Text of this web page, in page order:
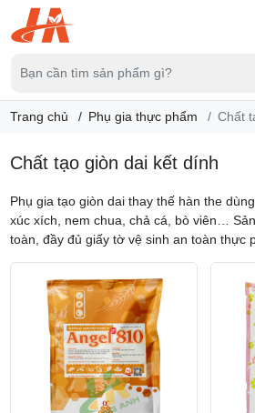
Trang chủ Phụ gia thực phẩm Chất
Chất tạo giòn dai kết dính
Phụ gia tạo giòn dai thay thế hàn the
xúc xích, nem chua, chả cá, bò viên…
toàn, đầy đủ giấy tờ vệ sinh an toàn thực